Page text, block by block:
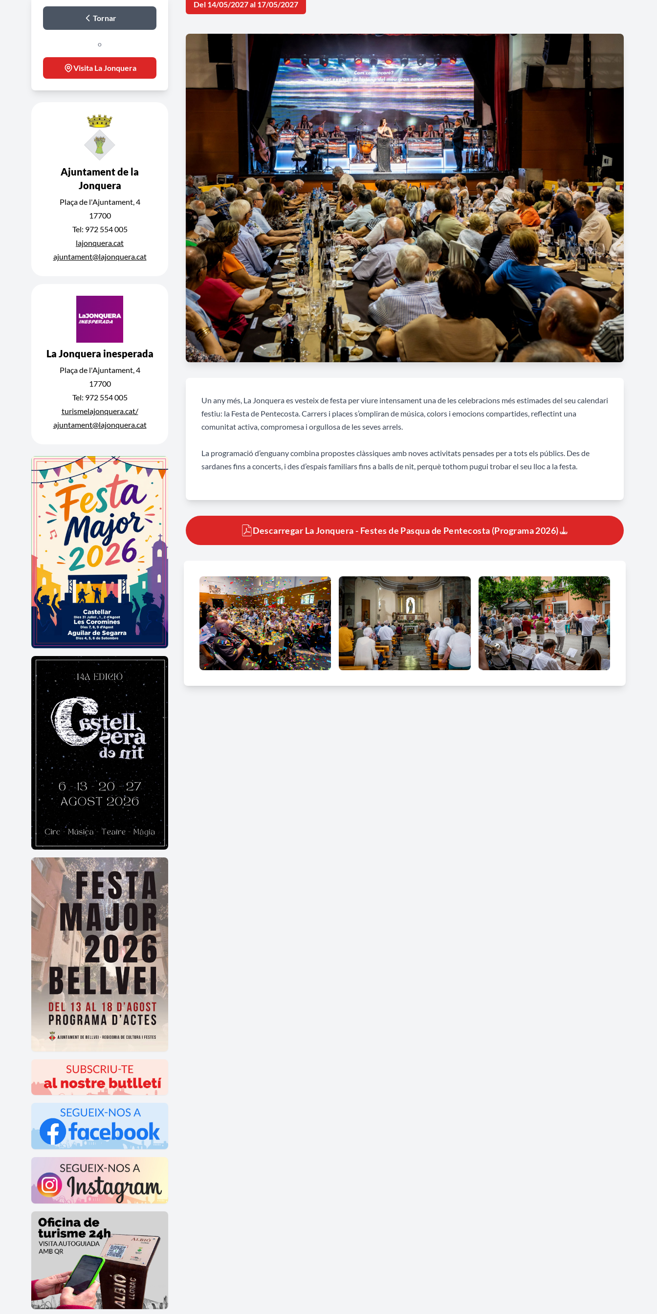
Tornar
o
Visita La Jonquera
Ajuntament de la
Jonquera
Plaça de l'Ajuntament, 4
17700
Tel: 972 554 005
lajonquera.cat
ajuntament@lajonquera.cat
La Jonquera inesperada
Plaça de l'Ajuntament, 4
17700
Tel: 972 554 005
turismelajonquera.cat/
ajuntament@lajonquera.cat
Del 14/05/2027 al 17/05/2027
Un any més, La Jonquera es vesteix de festa per viure intensament una de les celebracions més estimades del seu calendari
festiu: la Festa de Pentecosta. Carrers i places s’ompliran de música, colors i emocions compartides, reflectint una
comunitat activa, compromesa i orgullosa de les seves arrels.
La programació d’enguany combina propostes clàssiques amb noves activitats pensades per a tots els públics. Des de
sardanes fins a concerts, i des d’espais familiars fins a balls de nit, perquè tothom pugui trobar el seu lloc a la festa.
Descarregar La Jonquera - Festes de Pasqua de Pentecosta (Programa 2026)